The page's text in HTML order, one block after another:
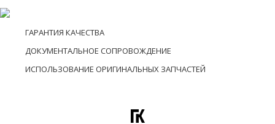
ГАРАНТИЯ КАЧЕСТВА
ДОКУМЕНТАЛЬНОЕ СОПРОВОЖДЕНИЕ
ИСПОЛЬЗОВАНИЕ ОРИГИНАЛЬНЫХ ЗАПЧАСТЕЙ